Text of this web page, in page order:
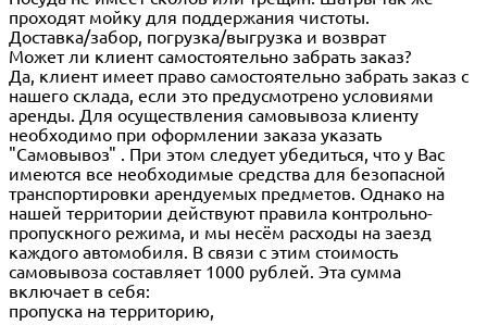
проходят мойку для поддержания чистоты.
Доставка/забор, погрузка/выгрузка и возврат
Может ли клиент самостоятельно забрать заказ?
Да, клиент имеет право самостоятельно забрать заказ с
нашего склада, если это предусмотрено условиями
аренды. Для осуществления самовывоза клиенту
необходимо при оформлении заказа указать
"Самовывоз" . При этом следует убедиться, что у Вас
имеются все необходимые средства для безопасной
транспортировки арендуемых предметов. Однако на
нашей территории действуют правила контрольно-
пропускного режима, и мы несём расходы на заезд
каждого автомобиля. В связи с этим стоимость
самовывоза составляет 1000 рублей. Эта сумма
включает в себя:
пропуска на территорию,